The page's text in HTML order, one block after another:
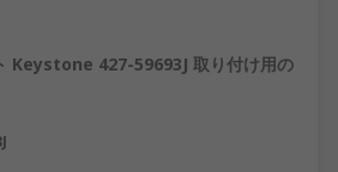
Keystone 427-59693J 取り付け用の